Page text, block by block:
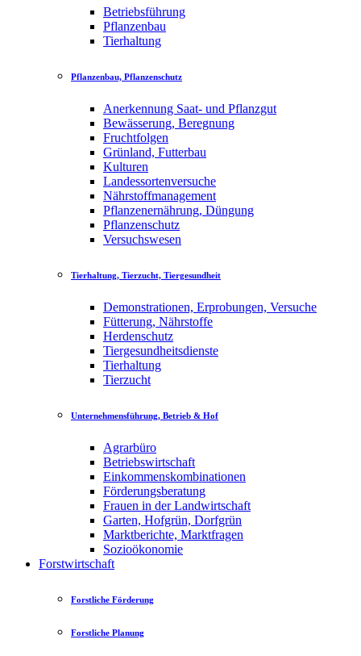
Betriebsführung
Pflanzenbau
Tierhaltung
Pflanzenbau, Pflanzenschutz
Anerkennung Saat- und Pflanzgut
Bewässerung, Beregnung
Fruchtfolgen
Grünland, Futterbau
Kulturen
Landessortenversuche
Nährstoffmanagement
Pflanzenernährung, Düngung
Pflanzenschutz
Versuchswesen
Tierhaltung, Tierzucht, Tiergesundheit
Demonstrationen, Erprobungen, Versuche
Fütterung, Nährstoffe
Herdenschutz
Tiergesundheitsdienste
Tierhaltung
Tierzucht
Unternehmensführung, Betrieb & Hof
Agrarbüro
Betriebswirtschaft
Einkommenskombinationen
Förderungsberatung
Frauen in der Landwirtschaft
Garten, Hofgrün, Dorfgrün
Marktberichte, Marktfragen
Sozioökonomie
Forstwirtschaft
Forstliche Förderung
Forstliche Planung